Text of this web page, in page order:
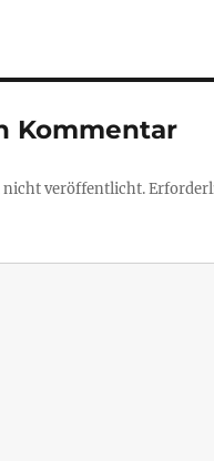
Kommentar
nicht veröffentlicht.